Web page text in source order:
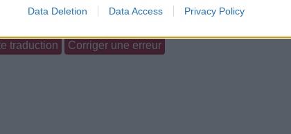
Data Deletion Data Access Privacy Policy
Corrections & commentaires
traduction Corriger une erreur